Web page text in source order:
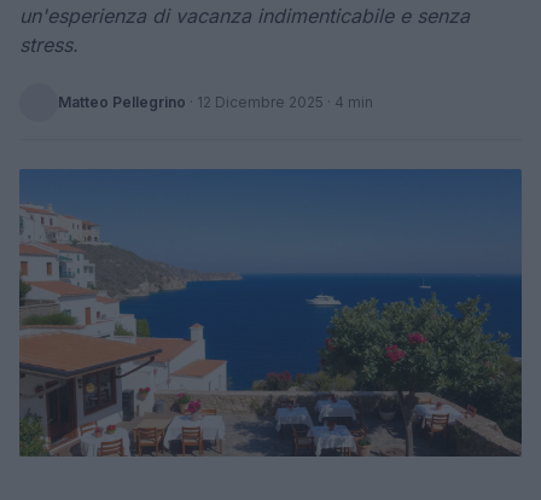
un'esperienza di vacanza indimenticabile e senza
stress.
Matteo Pellegrino · 12 Dicembre 2025 · 4 min